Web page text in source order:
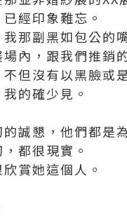
經印象難忘。
那副黑如包公的
內，跟我們推銷
但沒有以黑臉或
的確少見。
誠懇，他們都是
都很現實。
賞她這個人。